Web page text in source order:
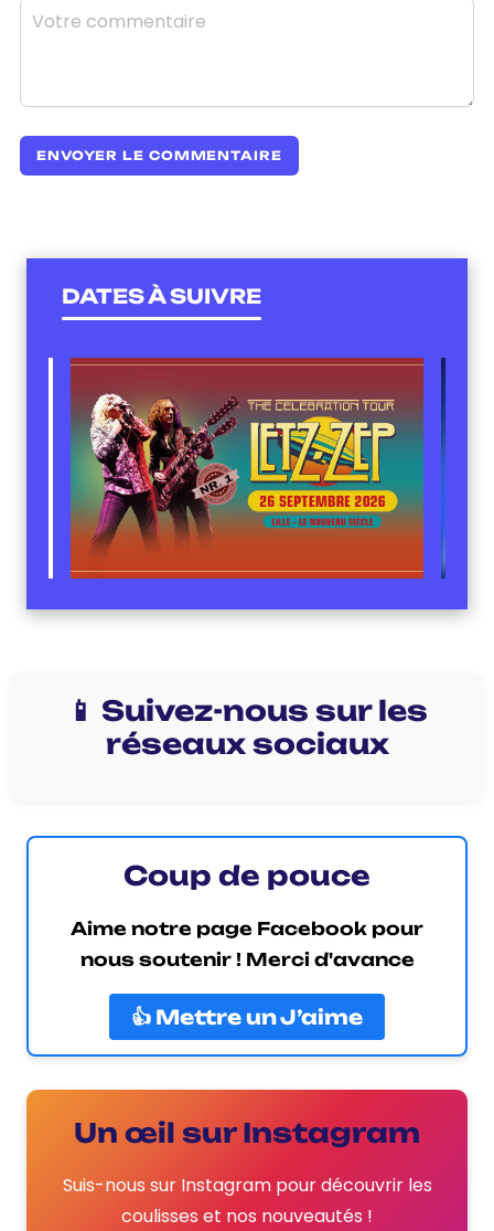
DATES À SUIVRE
📱 Suivez-nous sur les
réseaux sociaux
Coup de pouce
Aime notre page Facebook pour
nous soutenir ! Merci d'avance
👍 Mettre un J’aime
Un œil sur Instagram
Suis-nous sur Instagram pour découvrir les
coulisses et nos nouveautés !